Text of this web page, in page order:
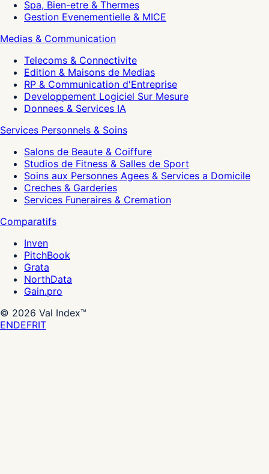
Spa, Bien-etre & Thermes
Gestion Evenementielle & MICE
Medias & Communication
Telecoms & Connectivite
Edition & Maisons de Medias
RP & Communication d'Entreprise
Developpement Logiciel Sur Mesure
Donnees & Services IA
Services Personnels & Soins
Salons de Beaute & Coiffure
Studios de Fitness & Salles de Sport
Soins aux Personnes Agees & Services a Domicile
Creches & Garderies
Services Funeraires & Cremation
Comparatifs
Inven
PitchBook
Grata
NorthData
Gain.pro
© 2026 Val Index™
ENDEFRIT